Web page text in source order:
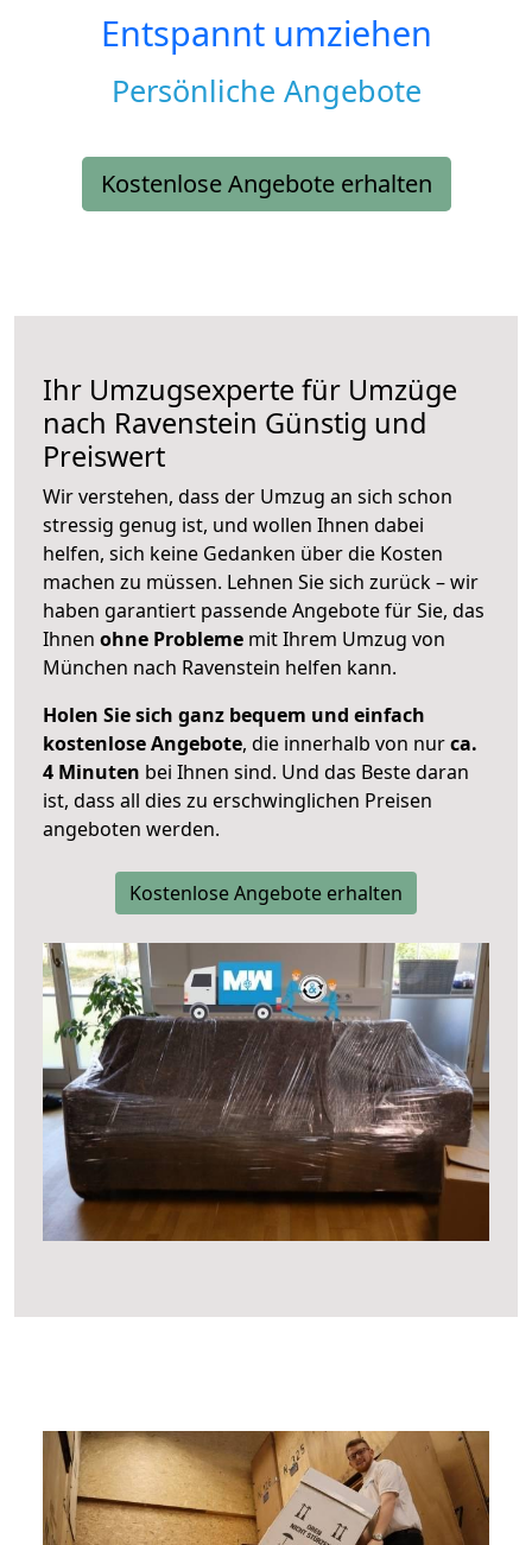
Entspannt umziehen
Persönliche Angebote
Kostenlose Angebote erhalten
Ihr Umzugsexperte für Umzüge
nach Ravenstein Günstig und
Preiswert
Wir verstehen, dass der Umzug an sich schon
stressig genug ist, und wollen Ihnen dabei
helfen, sich keine Gedanken über die Kosten
machen zu müssen. Lehnen Sie sich zurück – wir
haben garantiert passende Angebote für Sie, das
Ihnen ohne Probleme mit Ihrem Umzug von
München nach Ravenstein helfen kann.
Holen Sie sich ganz bequem und einfach
kostenlose Angebote, die innerhalb von nurca.
4 Minuten bei Ihnen sind. Und das Beste daran
ist, dass all dies zu erschwinglichen Preisen
angeboten werden.
Kostenlose Angebote erhalten